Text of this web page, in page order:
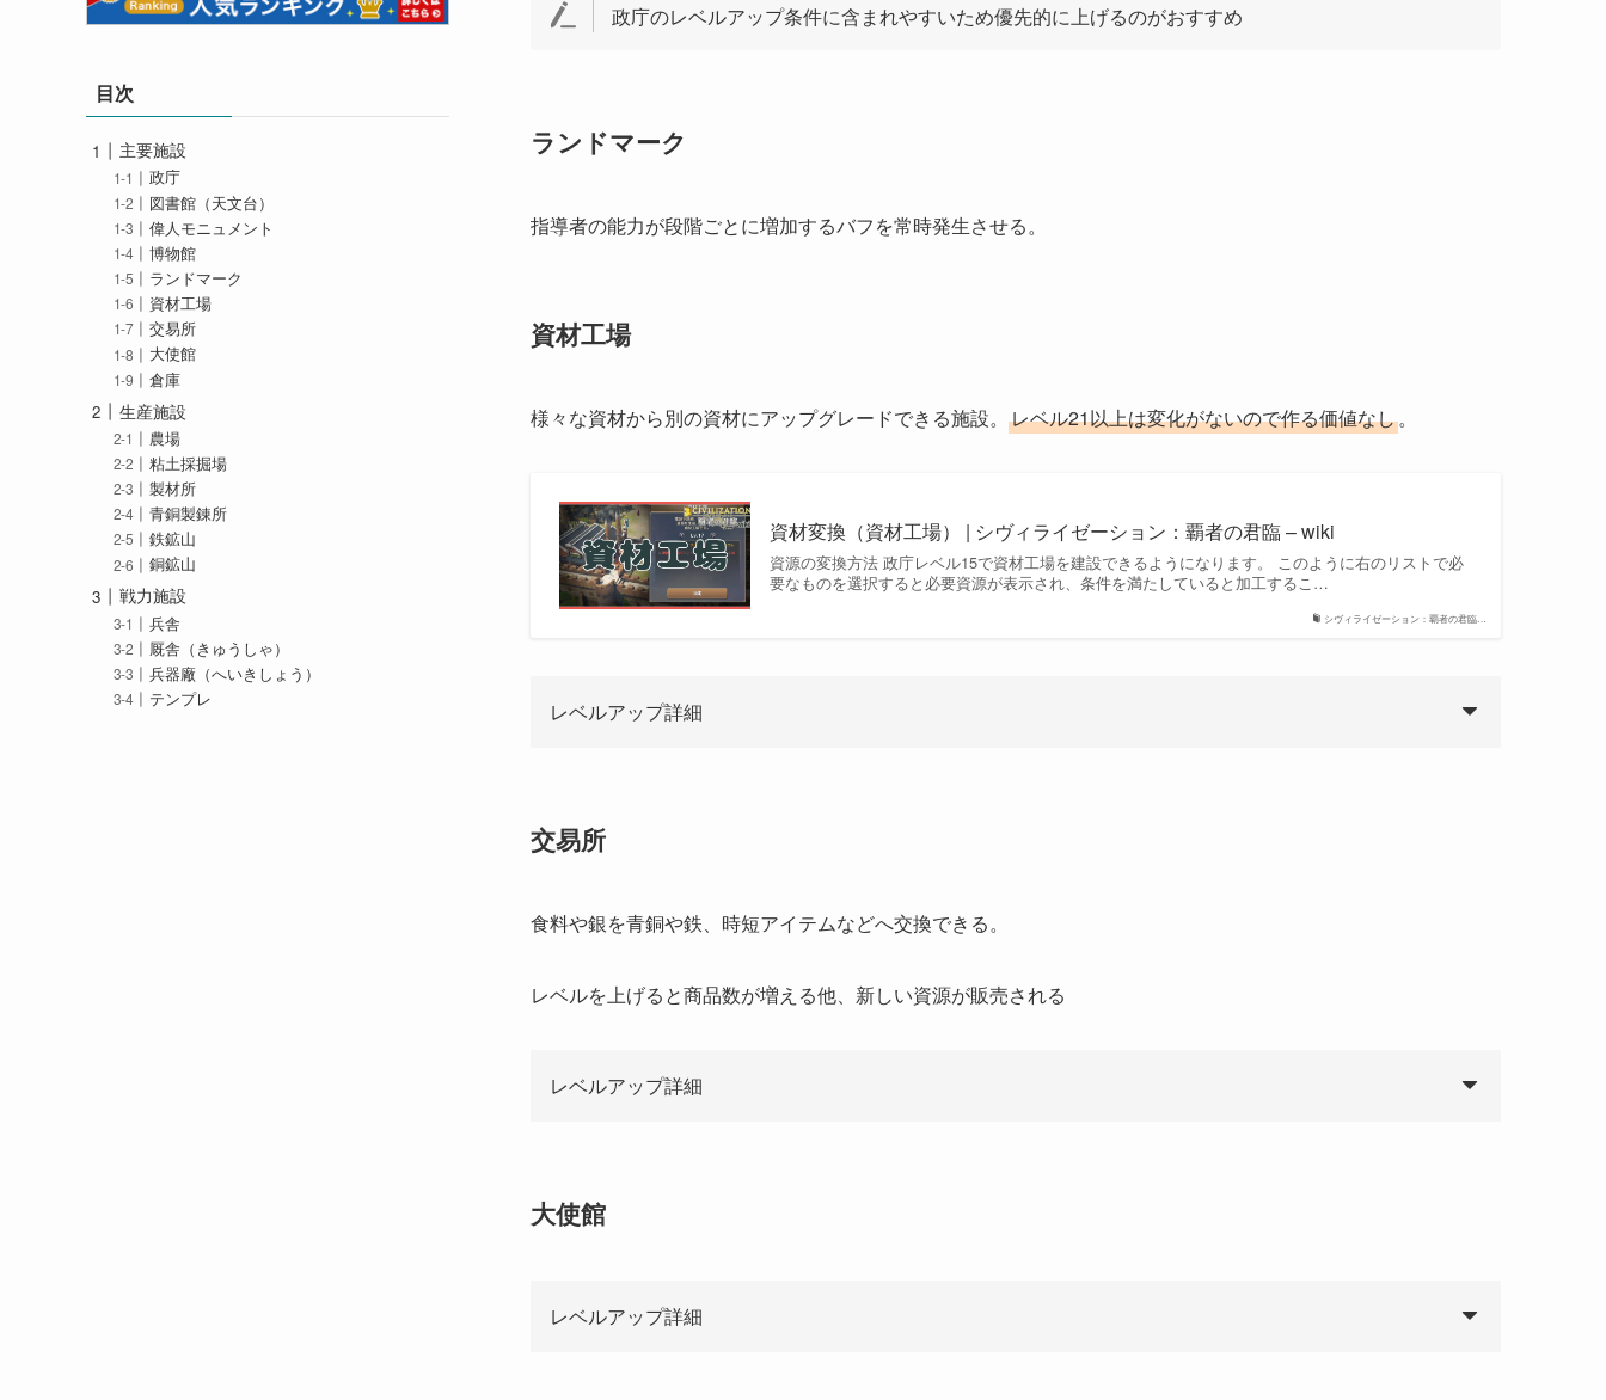
政庁のレベルアップ条件に含まれやすいため優先的に上げるのがおすすめ
ランドマーク
指導者の能力が段階ごとに増加するバフを常時発生させる。
資材工場
様々な資材から別の資材にアップグレードできる施設。 レベル21以上は変化がないので作る価値なし。
シヴィライゼーション：覇者の君臨…
資材変換（資材工場） | シヴィライゼーション：覇者の君臨 – wiki
資源の変換方法 政庁レベル15で資材工場を建設できるようになります。 このように右のリストで必
要なものを選択すると必要資源が表示され、条件を満たしていると加工するこ…
レベルアップ詳細
交易所
食料や銀を青銅や鉄、時短アイテムなどへ交換できる。
レベルを上げると商品数が増える他、新しい資源が販売される
レベルアップ詳細
大使館
レベルアップ詳細
目次
主要施設
政庁
図書館（天文台）
偉人モニュメント
博物館
ランドマーク
資材工場
交易所
大使館
倉庫
生産施設
農場
粘土採掘場
製材所
青銅製錬所
鉄鉱山
銅鉱山
戦力施設
兵舎
厩舎（きゅうしゃ）
兵器廠（へいきしょう）
テンプレ